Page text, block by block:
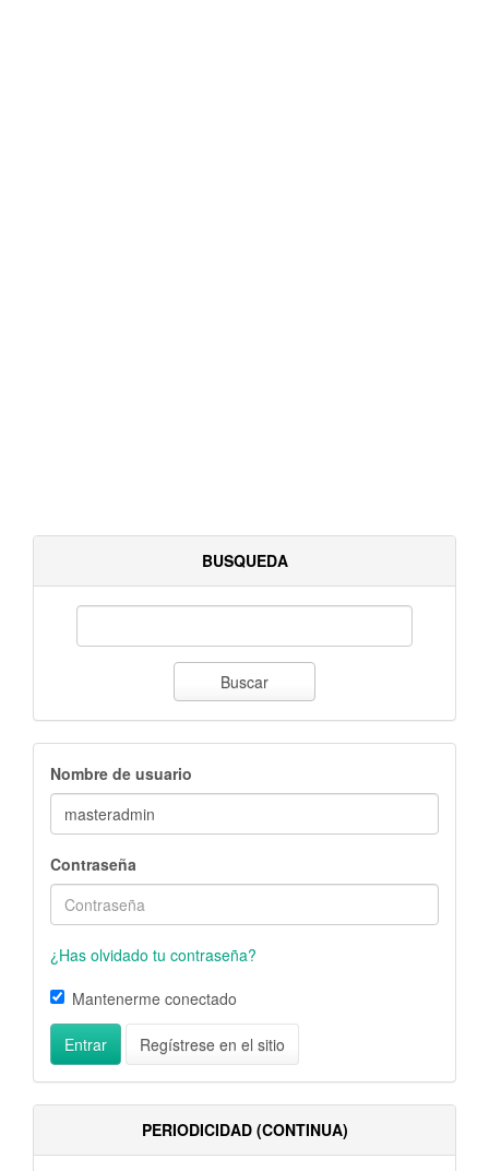
BUSQUEDA
Buscar
Nombre de usuario
Contraseña
¿Has olvidado tu contraseña?
Mantenerme conectado
Entrar Regístrese en el sitio
PERIODICIDAD (CONTINUA)